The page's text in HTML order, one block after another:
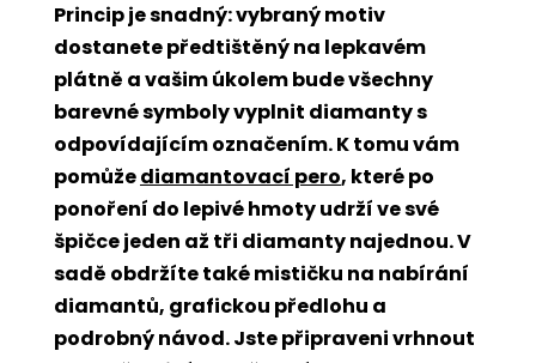
Princip je snadný: vybraný motiv
dostanete předtištěný na lepkavém
plátně a vašim úkolem bude všechny
barevné symboly vyplnit diamanty s
odpovídajícím označením. K tomu vám
pomůžediamantovací pero, které po
ponoření do lepivé hmoty udrží ve své
špičce jeden až tři diamanty najednou. V
sadě obdržíte také mističku na nabírání
diamantů, grafickou předlohu a
podrobný návod. Jste připraveni vrhnout